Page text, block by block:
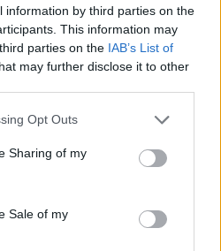
information by third parties on the
This information may
parties on the IAB’s List of
may further disclose it to other
app uses one or more Google
behaviour. You may click to
and its third-party tags to
purposes in below Google
Opt Outs
Sharing of my
Sale of my
y perdedores del 21
valores de mercado siguen al
en 31 millones,
global. Estos son los principales